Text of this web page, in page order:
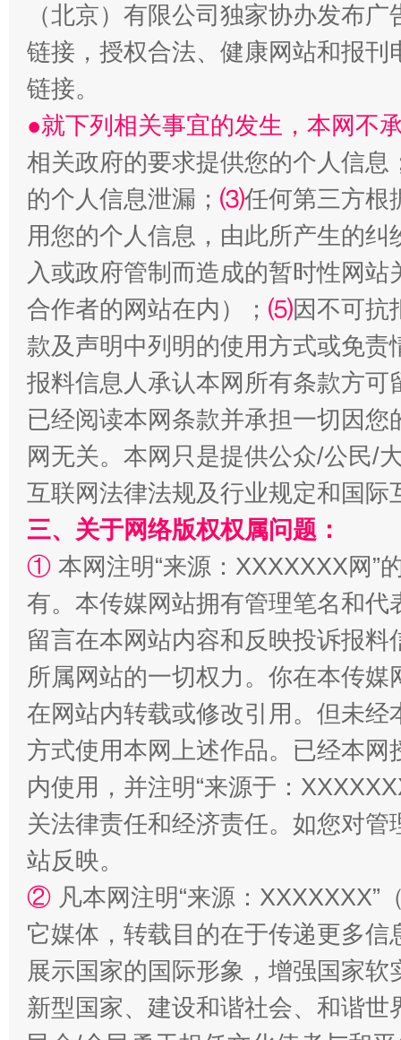
“刷贴”乱象丛生
生
揭批美国五大"原罪" "炒
解纷+调解+退费，一次搞定
站台名比不上好声名
（北京）有限公司独家协办发布
链接，授权合法、健康网站和报
链接。
●就下列相关事宜的发生，本网不
相关政府的要求提供您的个人信息
的个人信息泄漏； ⑶任何第三方根
用您的个人信息，由此所产生的纠
入或政府管制而造成的暂时性网
合作者的网站在内）； ⑸因不可抗
款及声明中列明的使用方式或免责
报料信息人承认本网所有条款方
已经阅读本网条款并承担一切因
网无关。本网只是提供公众/公民/
互联网法律法规及行业规定和国
三、关于网络版权权属问题：
① 本网注明“来源：XXXXXXX网”
有。本传媒网站拥有管理笔名和
留言在本网站内容和反映投诉报
所属网站的一切权力。你在本传
在网站内转载或修改引用。但未
方式使用本网上述作品。已经本
内使用，并注明“来源于：
关法律责任和经济责任。如您对
站反映。
② 凡本网注明“来源：
它媒体，转载目的在于传递更多
展示国家的国际形象，增强国家
新型国家、建设和谐社会、和谐